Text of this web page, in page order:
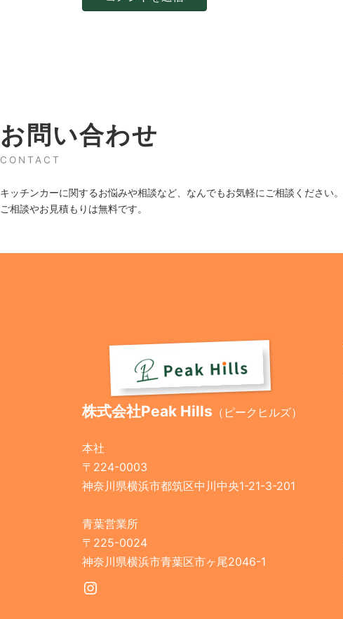
お問い合わせ
CONTACT
キッチンカーに関するお悩みや相談など、なんでもお気軽にご相談ください。
ご相談やお見積もりは無料です。
株式会社Peak Hills （ピークヒルズ）
本社
〒224-0003
神奈川県横浜市都筑区中川中央1-21-3-201
青葉営業所
〒225-0024
神奈川県横浜市青葉区市ヶ尾2046-1
Instagram